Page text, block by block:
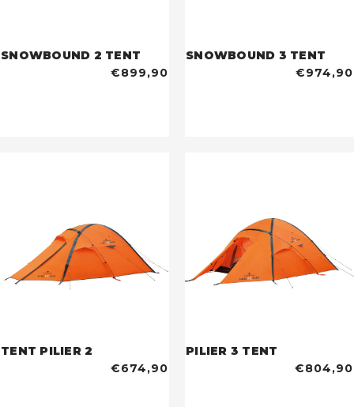
SNOWBOUND 2 TENT
€899,90
SNOWBOUND 3 TENT
€974,90
TENT PILIER 2
€674,90
PILIER 3 TENT
€804,90